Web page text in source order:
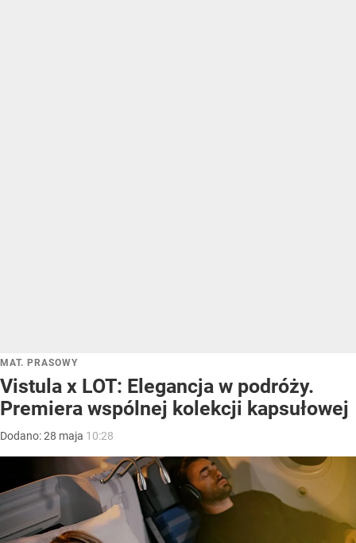
MAT. PRASOWY
Vistula x LOT: Elegancja w podróży.
Premiera wspólnej kolekcji kapsułowej
Dodano:28 maja 10:28